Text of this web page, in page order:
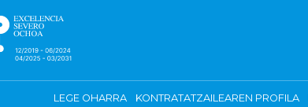
LEGE OHARRA KONTRATATZAILEAREN PROFILA